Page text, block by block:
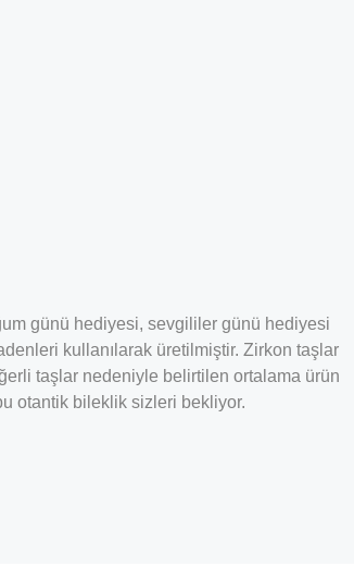
günü hediyesi, sevgililer günü hediyesi
kullanılarak üretilmiştir. Zirkon taşlar
taşlar nedeniyle belirtilen ortalama ürün
otantik bileklik sizleri bekliyor.